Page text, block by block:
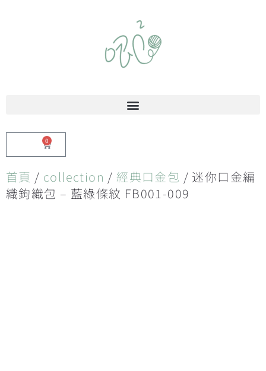
0
首頁 / collection /經典口金包 / 迷你口金編
織鉤織包 – 藍綠條紋 FB001-009